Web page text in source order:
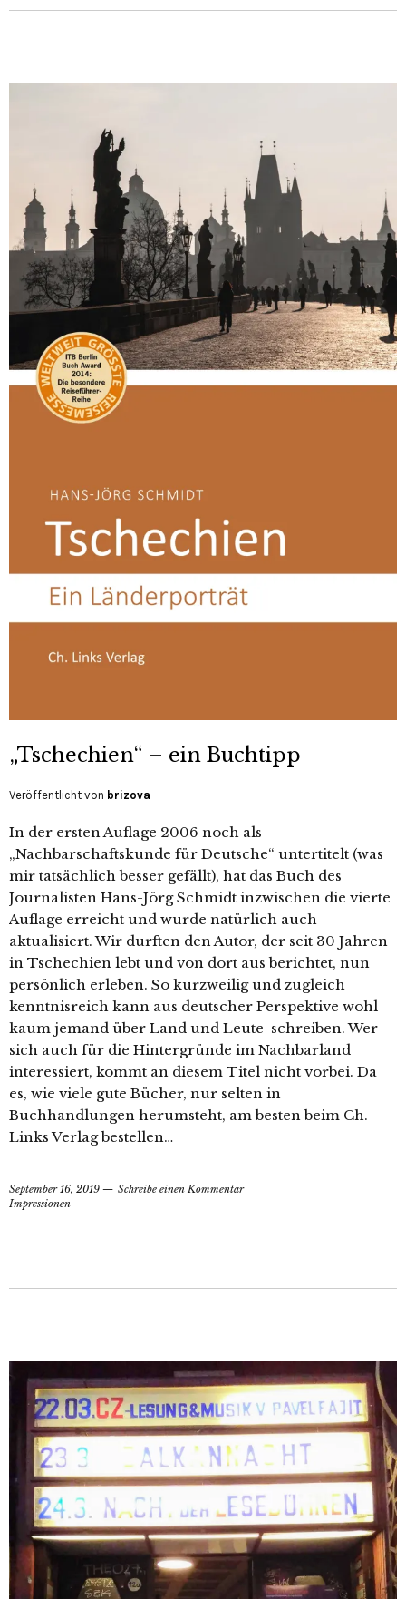
„Tschechien“ – ein Buchtipp
Veröffentlicht von brizova
In der ersten Auflage 2006 noch als
„Nachbarschaftskunde für Deutsche“ untertitelt (was
mir tatsächlich besser gefällt), hat das Buch des
Journalisten Hans-Jörg Schmidt inzwischen die vierte
Auflage erreicht und wurde natürlich auch
aktualisiert. Wir durften den Autor, der seit 30 Jahren
in Tschechien lebt und von dort aus berichtet, nun
persönlich erleben. So kurzweilig und zugleich
kenntnisreich kann aus deutscher Perspektive wohl
kaum jemand über Land und Leute schreiben. Wer
sich auch für die Hintergründe im Nachbarland
interessiert, kommt an diesem Titel nicht vorbei. Da
es, wie viele gute Bücher, nur selten in
Buchhandlungen herumsteht, am besten beim Ch.
Links Verlag bestellen…
September 16, 2019
Schreibe einen Kommentar
Impressionen